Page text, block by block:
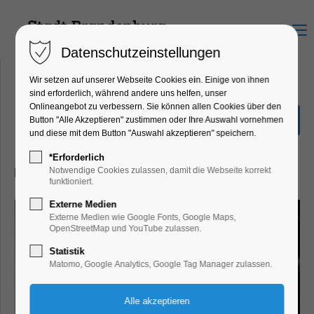
Menu
Bad Director
Kino
28.10.2024, 20:00–22:00
Datenschutzeinstellungen
Wir setzen auf unserer Webseite Cookies ein. Einige von ihnen
sind erforderlich, während andere uns helfen, unser
Onlineangebot zu verbessern. Sie können allen Cookies über den
Button "Alle Akzeptieren" zustimmen oder Ihre Auswahl vornehmen
und diese mit dem Button "Auswahl akzeptieren" speichern.
*Erforderlich
Notwendige Cookies zulassen, damit die Webseite korrekt
funktioniert.
Externe Medien
Externe Medien wie Google Fonts, Google Maps,
OpenStreetMap und YouTube zulassen.
Statistik
Matomo, Google Analytics, Google Tag Manager zulassen.